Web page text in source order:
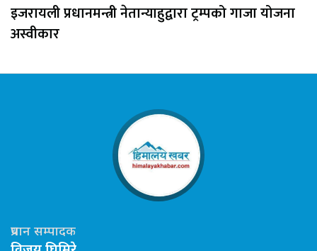
इजरायली प्रधानमन्त्री नेतान्याहुद्वारा ट्रम्पको गाजा योजना
अस्वीकार
प्रधान सम्पादक